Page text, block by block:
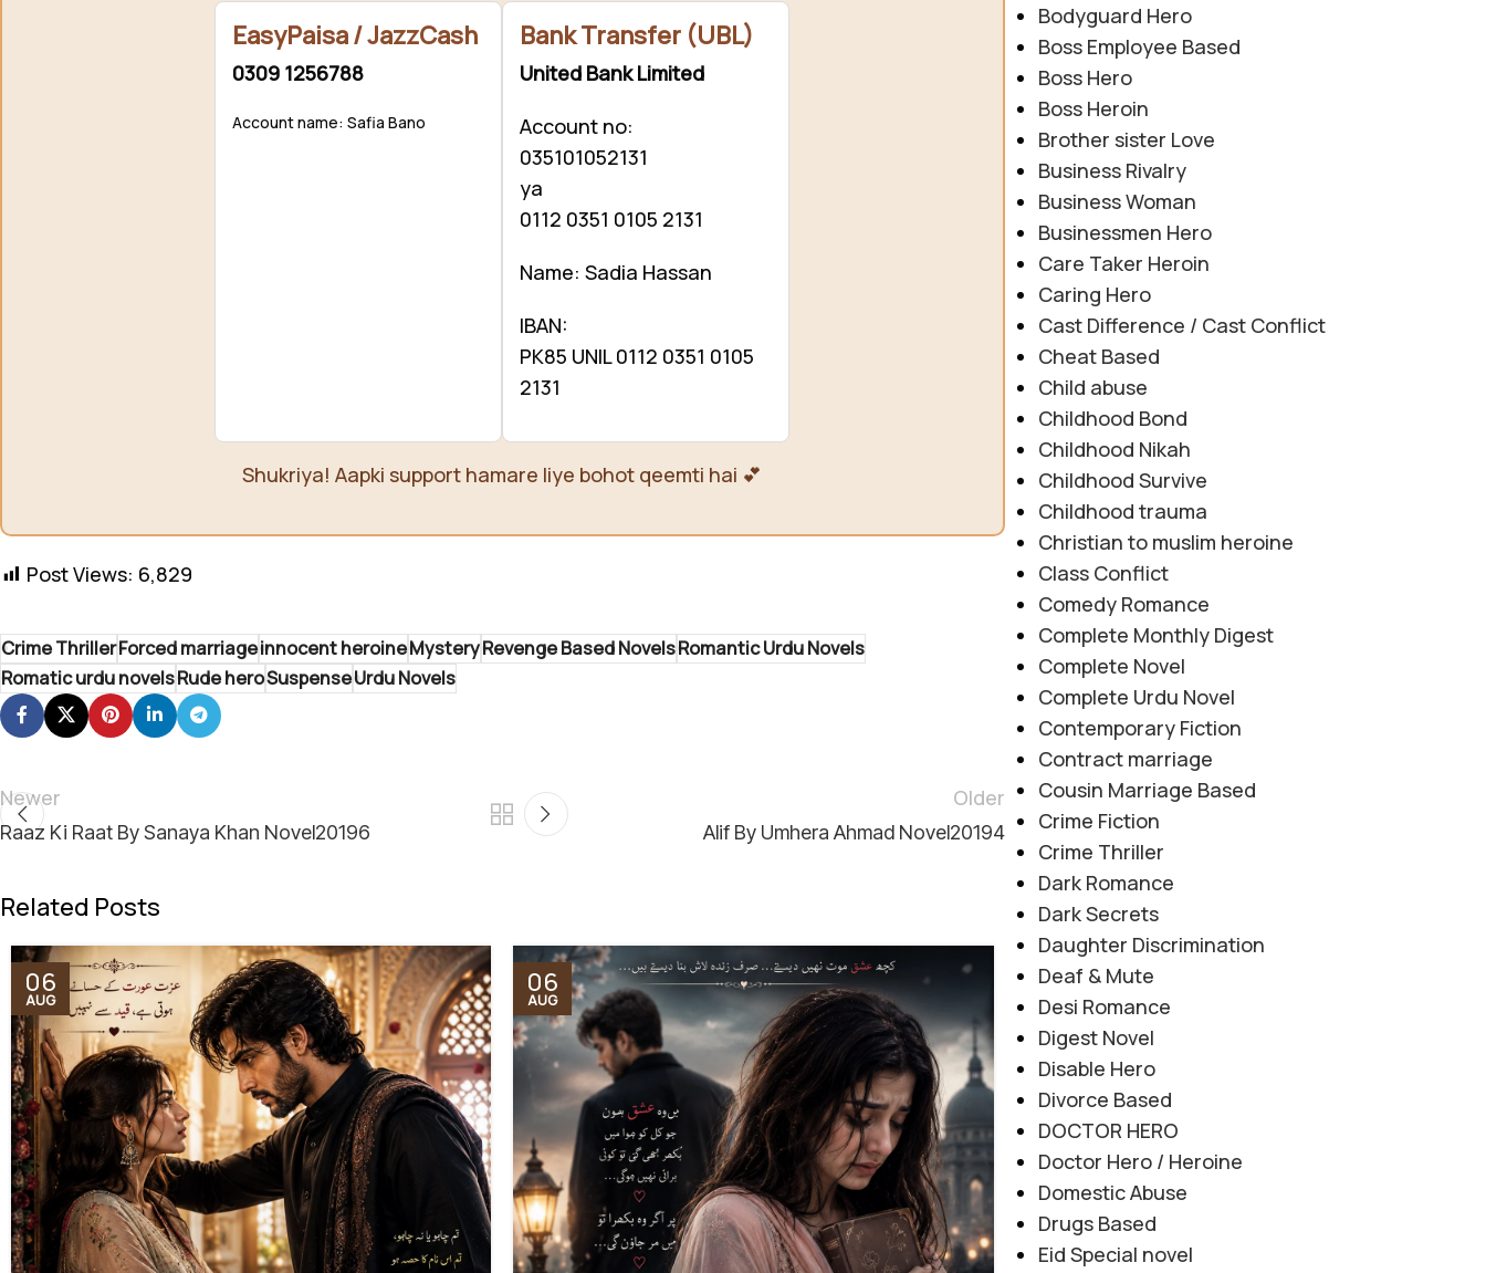
EasyPaisa / JazzCash
0309 1256788
Account name: Safia Bano
Bank Transfer (UBL)
United Bank Limited
Account no:
035101052131
ya
0112 0351 0105 2131
Name: Sadia Hassan
IBAN:
PK85 UNIL 0112 0351 0105
2131
Shukriya! Aapki support hamare liye bohot qeemti hai 💕
Post Views: 6,829
Crime ThrillerForced marriageinnocent heroineMysteryRevenge Based NovelsRomantic Urdu Novels
Romatic urdu novelsRude heroSuspenseUrdu Novels
Newer
Raaz Ki Raat By Sanaya Khan Novel20196
Older
Alif By Umhera Ahmad Novel20194
Related Posts
06
AUG
06
AUG
06
AUG
Bodyguard Hero
Boss Employee Based
Boss Hero
Boss Heroin
Brother sister Love
Business Rivalry
Business Woman
Businessmen Hero
Care Taker Heroin
Caring Hero
Cast Difference / Cast Conflict
Cheat Based
Child abuse
Childhood Bond
Childhood Nikah
Childhood Survive
Childhood trauma
Christian to muslim heroine
Class Conflict
Comedy Romance
Complete Monthly Digest
Complete Novel
Complete Urdu Novel
Contemporary Fiction
Contract marriage
Cousin Marriage Based
Crime Fiction
Crime Thriller
Dark Romance
Dark Secrets
Daughter Discrimination
Deaf & Mute
Desi Romance
Digest Novel
Disable Hero
Divorce Based
DOCTOR HERO
Doctor Hero / Heroine
Domestic Abuse
Drugs Based
Eid Special novel